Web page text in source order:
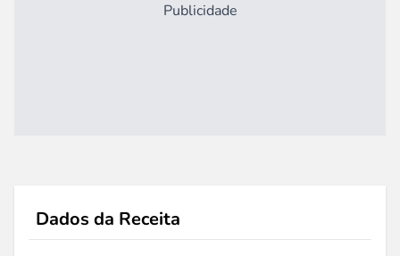
Publicidade
Dados da Receita